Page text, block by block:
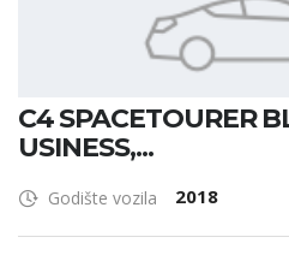
C4 SPACETOURER
USINESS,...
Godište vozila 2018